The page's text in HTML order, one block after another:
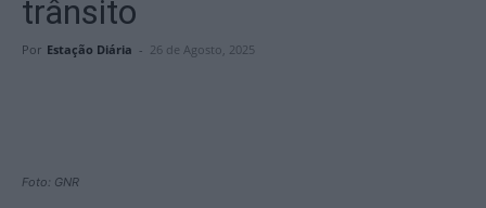
trânsito
Por Estação Diária - 26 de Agosto, 2025
Foto: GNR